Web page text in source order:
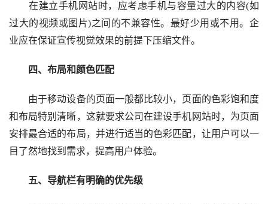
在建立手机网站时，应考虑手机与容量过大的内容(如
过大的视频或图片)之间的不兼容性。最好少用或不用。企
业应在保证宣传视觉效果的前提下压缩文件。
四、布局和颜色匹配
由于移动设备的页面一般都比较小，页面的色彩饱和度
和布局特别清晰，这就要求公司在建设手机网站时，为页面
安排最合适的布局，并进行适当的色彩匹配，让用户可以一
目了然地找到需求，提高用户体验。
五、导航栏有明确的优先级